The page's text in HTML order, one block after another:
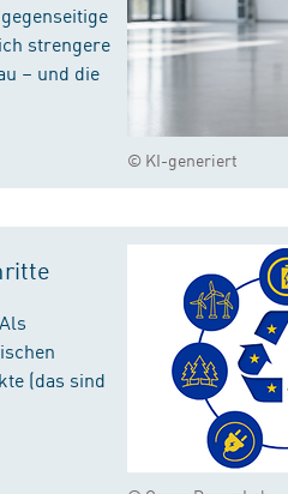
© KI-generiert
strengere
– und die
(das sind